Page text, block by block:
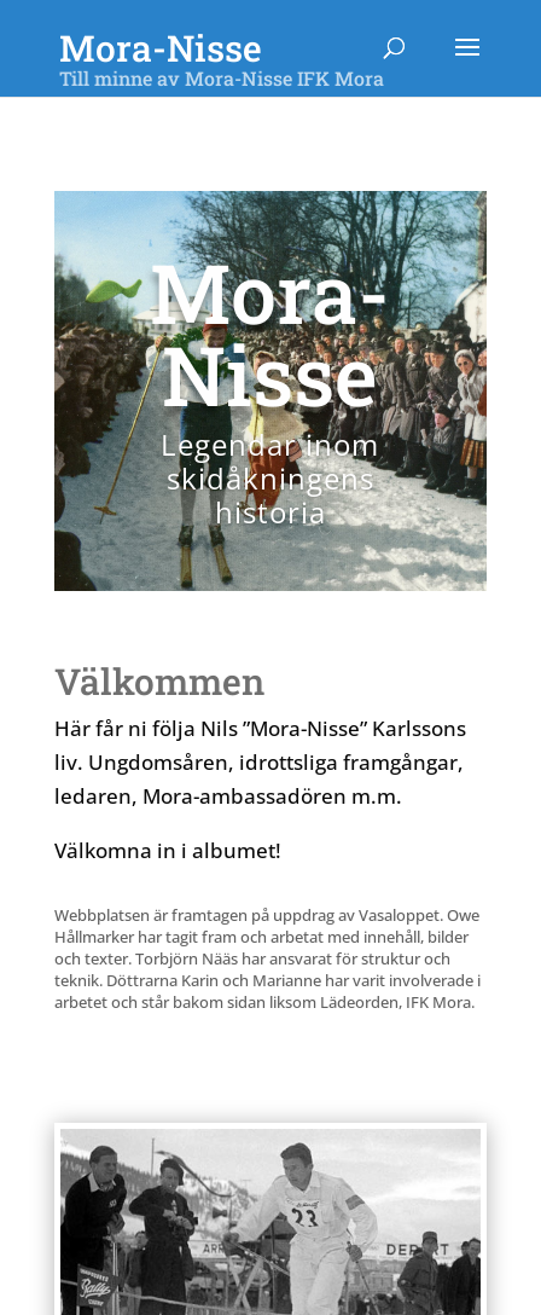
Mora-Nisse
Till minne av Mora-Nisse IFK Mora
Mora-
Nisse
Legendar inom
skidåkningens
historia
Välkommen
Här får ni följa Nils ”Mora-Nisse” Karlssons
liv. Ungdomsåren, idrottsliga framgångar,
ledaren, Mora-ambassadören m.m.
Välkomna in i albumet!
Webbplatsen är framtagen på uppdrag av Vasaloppet. Owe
Hållmarker har tagit fram och arbetat med innehåll, bilder
och texter. Torbjörn Nääs har ansvarat för struktur och
teknik. Döttrarna Karin och Marianne har varit involverade i
arbetet och står bakom sidan liksom Lädeorden, IFK Mora.